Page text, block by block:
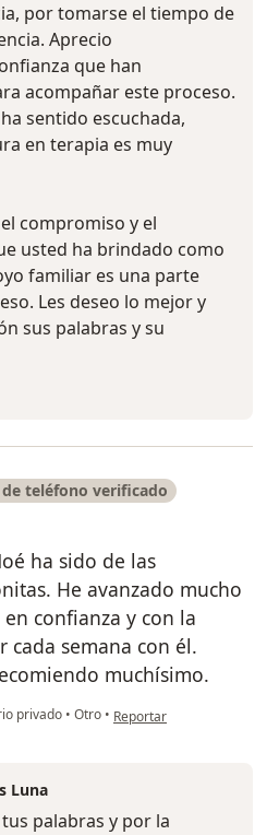
por tomarse el tiempo de
Aprecio
que han
acompañar este proceso.
sentido escuchada,
en terapia es muy
compromiso y el
usted ha brindado como
familiar es una parte
Les deseo lo mejor y
sus palabras y su
teléfono verificado
ha sido de las
He avanzado mucho
confianza y con la
semana con él.
muchísimo.
privado • Otro • en opinión del usuario
Reportar
Luna
palabras y por la